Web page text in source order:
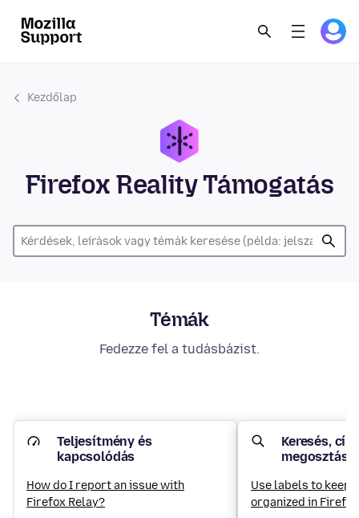
Kezdőlap
Firefox Reality Támogatás
Témák
Fedezze fel a tudásbázist.
Teljesítmény és
kapcsolódás
How do I report an issue with
Firefox Relay?
Keresés,
megosztás
Use labels to keep
organized in